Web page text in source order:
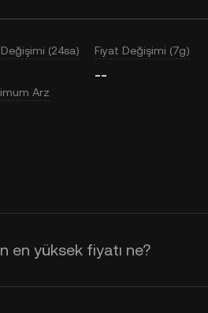
(24sa) Fiyat Değişimi (7g)
--
Arz
en yüksek fiyatı ne?